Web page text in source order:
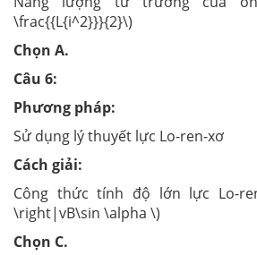
\frac{{L{i^2}}}{2}\)
Chọn A.
Câu 6:
Phương pháp:
Sử dụng lý thuyết lực Lo-ren-xơ
Cách giải:
Công thức tính độ lớn lực Lo-
\right|vB\sin \alpha \)
Chọn C.